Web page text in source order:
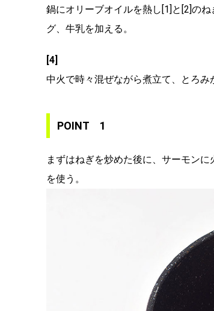
鍋にオリーブオイルを熱し[1]と[2]の
グ、牛乳を加える。
[4]
中火で時々混ぜながら煮立て、とろみ
POINT 1
まずはねぎを炒めた後に、サーモン
を使う。